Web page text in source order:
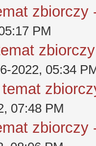
zbiorczy
PM
2022, 05:34
07:48 PM
zbiorczy